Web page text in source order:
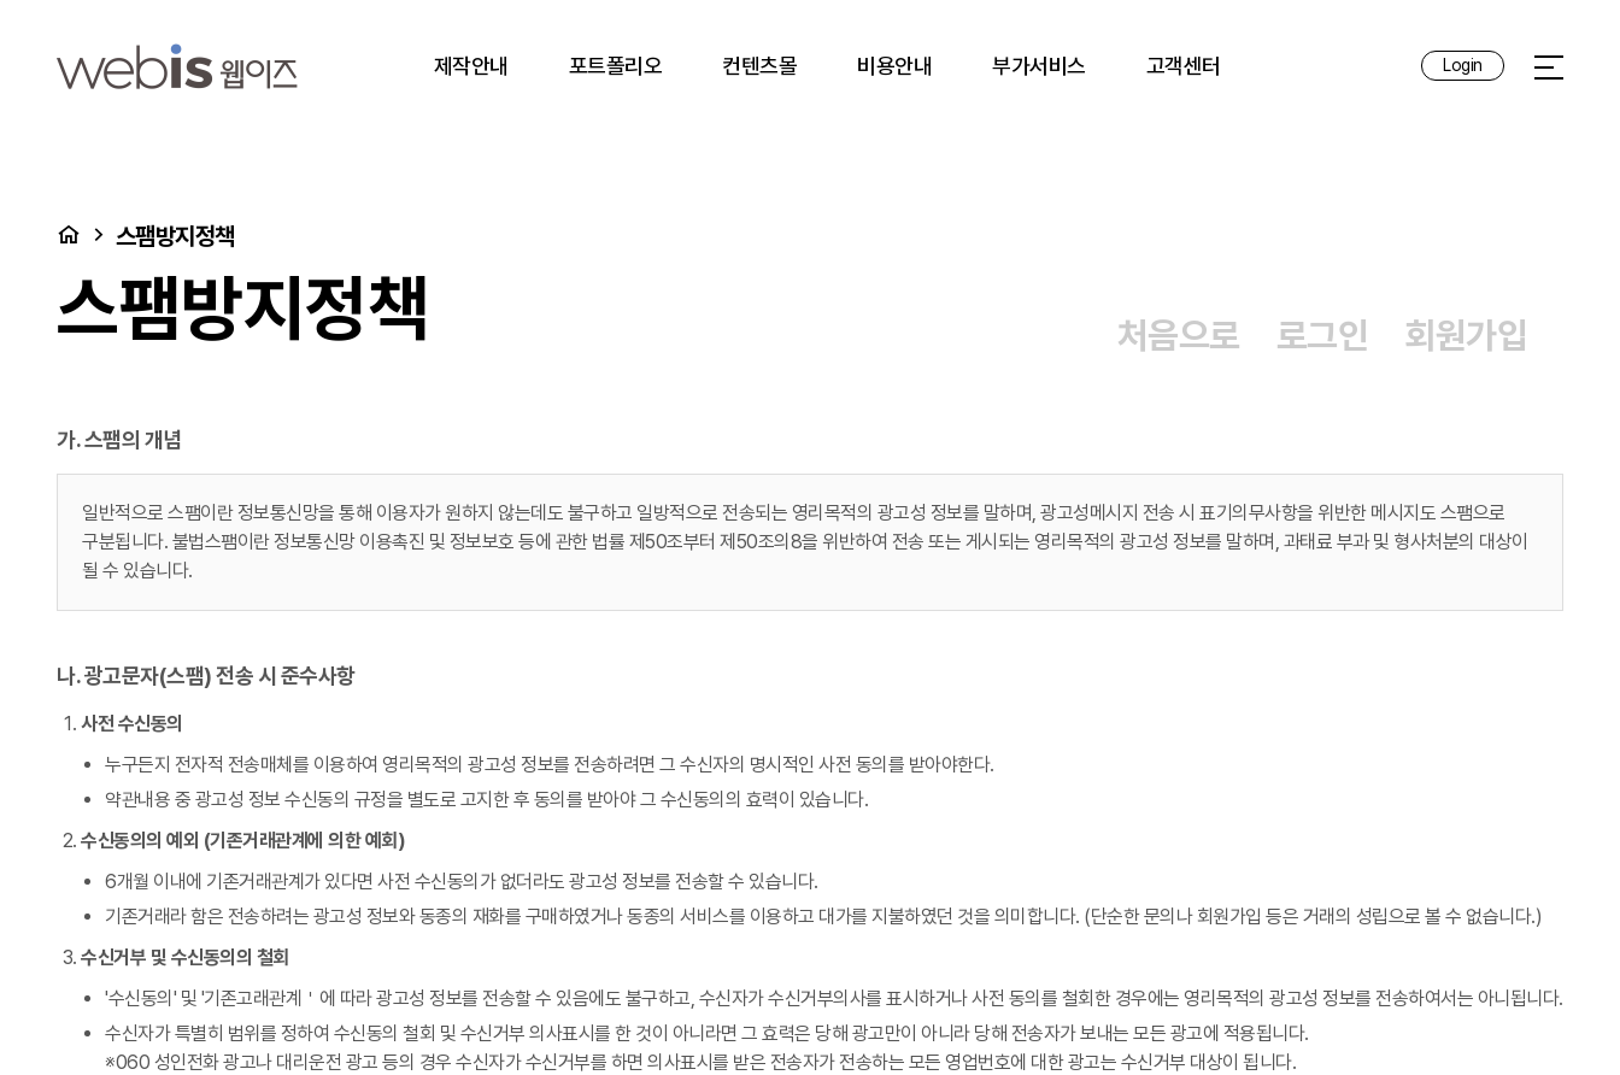
제작안내 포트폴리오 컨텐츠몰 비용안내 부가서비스 고객센터 Login
전체메뉴
처음으로
스팸방지정책
스팸방지정책 처음으로 로그인 회원가입
가. 스팸의 개념
일반적으로 스팸이란 정보통신망을 통해 이용자가 원하지 않는데도 불구하고 일방적으로 전송되는 영리목적의 광고성 정보를 말하며, 광고성메시지 전송 시 표기의무사항을 위반한 메시지도 스팸으로
구분됩니다. 불법스팸이란 정보통신망 이용촉진 및 정보보호 등에 관한 법률 제50조부터 제50조의8을 위반하여 전송 또는 게시되는 영리목적의 광고성 정보를 말하며, 과태료 부과 및 형사처분의 대상이
될 수 있습니다.
나. 광고문자(스팸) 전송 시 준수사항
사전 수신동의
누구든지 전자적 전송매체를 이용하여 영리목적의 광고성 정보를 전송하려면 그 수신자의 명시적인 사전 동의를 받아야한다.
약관내용 중 광고성 정보 수신동의 규정을 별도로 고지한 후 동의를 받아야 그 수신동의의 효력이 있습니다.
수신동의의 예외 (기존거래관계에 의한 예회)
6개월 이내에 기존거래관계가 있다면 사전 수신동의가 없더라도 광고성 정보를 전송할 수 있습니다.
기존거래라 함은 전송하려는 광고성 정보와 동종의 재화를 구매하였거나 동종의 서비스를 이용하고 대가를 지불하였던 것을 의미합니다. (단순한 문의나 회원가입 등은 거래의 성립으로 볼 수 없습니다.)
수신거부 및 수신동의의 철회
'수신동의' 및 '기존고래관계＇에 따라 광고성 정보를 전송할 수 있음에도 불구하고, 수신자가 수신거부의사를 표시하거나 사전 동의를 철회한 경우에는 영리목적의 광고성 정보를 전송하여서는 아니됩니다.
수신자가 특별히 범위를 정하여 수신동의 철회 및 수신거부 의사표시를 한 것이 아니라면 그 효력은 당해 광고만이 아니라 당해 전송자가 보내는 모든 광고에 적용됩니다.
※060 성인전화 광고나 대리운전 광고 등의 경우 수신자가 수신거부를 하면 의사표시를 받은 전송자가 전송하는 모든 영업번호에 대한 광고는 수신거부 대상이 됩니다.